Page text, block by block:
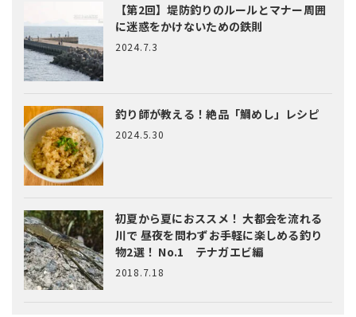
【第2回】堤防釣りのルールとマナー周囲
に迷惑をかけないための鉄則
2024.7.3
釣り師が教える！絶品「鯛めし」レシピ
2024.5.30
初夏から夏におススメ！ 大都会を流れる
川で 昼夜を問わずお手軽に楽しめる釣り
物2選！ No.1 テナガエビ編
2018.7.18